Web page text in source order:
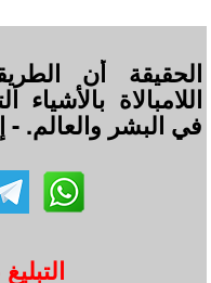
الحقيقة أن
اللامبالاة
في البشر والعالم. -